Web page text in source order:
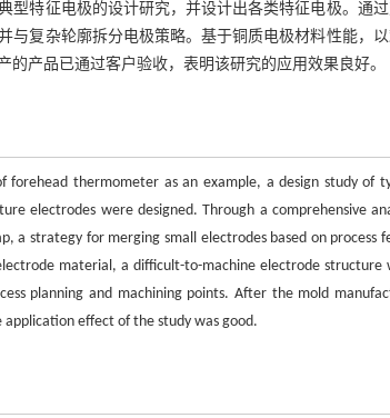
型特征电极的设计研究，并设计出各类特征电极。通
与复杂轮廓拆分电极策略。基于铜质电极材料性能，
产品已通过客户验收，表明该研究的应用效果良好。
thermometer as an example, a design study of
electrodes were designed. Through a comprehensive
a strategy for merging small electrodes based on process
material, a difficult-to-machine electrode structure
planning and machining points. After the mold
effect of the study was good.